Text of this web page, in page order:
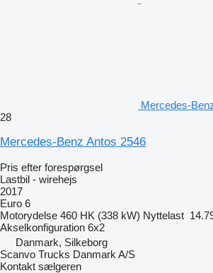
Mercedes-
28
Mercedes-Benz Antos 2546
Pris efter forespørgsel
Lastbil - wirehejs
2017
Euro 6
Motorydelse 460 HK (338 kW) Nyttelast
Akselkonfiguration 6x2
Danmark, Silkeborg
Scanvo Trucks Danmark A/S
Kontakt sælgeren